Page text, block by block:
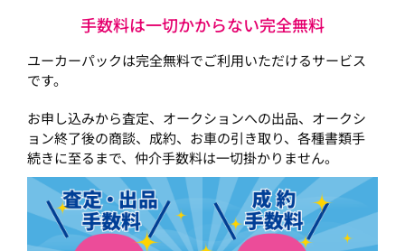
手数料は一切かからない完全無料
ユーカーパックは完全無料でご利用いただけるサービス
です。
お申し込みから査定、オークションへの出品、オークシ
ョン終了後の商談、成約、お車の引き取り、各種書類手
続きに至るまで、仲介手数料は一切掛かりません。